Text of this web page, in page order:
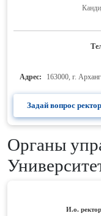
Адрес:
163000, г.
Задай вопрос
Органы
И.о.